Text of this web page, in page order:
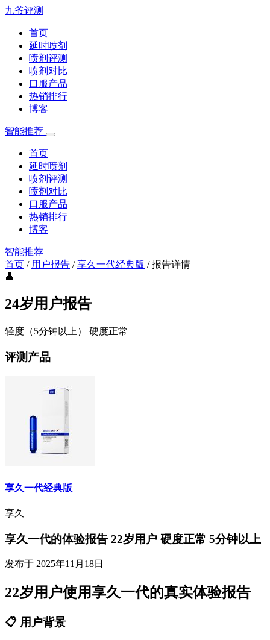
九爷评测
首页
延时喷剂
喷剂评测
喷剂对比
口服产品
热销排行
博客
智能推荐
首页
延时喷剂
喷剂评测
喷剂对比
口服产品
热销排行
博客
智能推荐
首页 / 用户报告 /享久一代经典版 /报告详情
👤
24岁用户报告
轻度（5分钟以上） 硬度正常
评测产品
享久一代经典版
享久
享久一代的体验报告 22岁用户 硬度正常 5分钟以上
发布于 2025年11月18日
22岁用户使用享久一代的真实体验报告
📋 用户背景